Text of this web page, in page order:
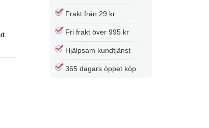
Frakt från 29 kr
Fri frakt över 995 kr
Hjälpsam kundtjänst
365 dagars öppet köp